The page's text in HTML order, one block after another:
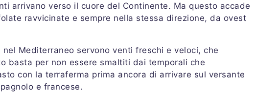
arrivano verso il cuore del Continente. Ma questo accade
ravvicinate e sempre nella stessa direzione, da ovest
Mediterraneo servono venti freschi e veloci, che
basta per non essere smaltiti dai temporali che
con la terraferma prima ancora di arrivare sul versante
e francese.